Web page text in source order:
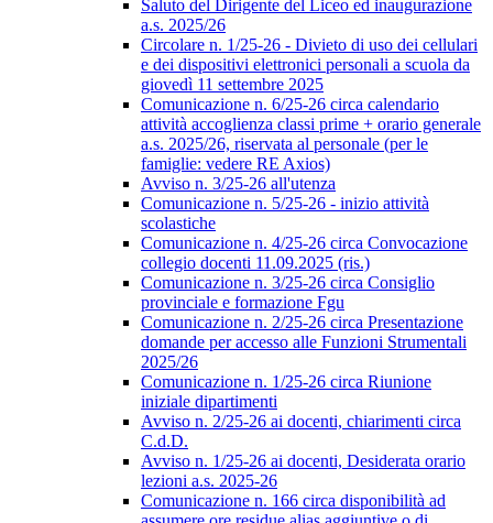
Saluto del Dirigente del Liceo ed inaugurazione
a.s. 2025/26
Circolare n. 1/25-26 - Divieto di uso dei cellulari
e dei dispositivi elettronici personali a scuola da
giovedì 11 settembre 2025
Comunicazione n. 6/25-26 circa calendario
attività accoglienza classi prime + orario generale
a.s. 2025/26, riservata al personale (per le
famiglie: vedere RE Axios)
Avviso n. 3/25-26 all'utenza
Comunicazione n. 5/25-26 - inizio attività
scolastiche
Comunicazione n. 4/25-26 circa Convocazione
collegio docenti 11.09.2025 (ris.)
Comunicazione n. 3/25-26 circa Consiglio
provinciale e formazione Fgu
Comunicazione n. 2/25-26 circa Presentazione
domande per accesso alle Funzioni Strumentali
2025/26
Comunicazione n. 1/25-26 circa Riunione
iniziale dipartimenti
Avviso n. 2/25-26 ai docenti, chiarimenti circa
C.d.D.
Avviso n. 1/25-26 ai docenti, Desiderata orario
lezioni a.s. 2025-26
Comunicazione n. 166 circa disponibilità ad